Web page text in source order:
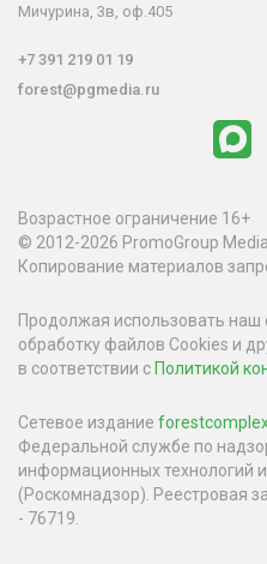
Мичурина, 3в, оф.405
+7 391 219 01 19
forest@pgmedia.ru
Возрастное ограничение 16+
© 2012-2026 PromoGroup Media
Копирование материалов
Продолжая использовать наш
обработку файлов Cookies и
в соответствии сПолитикой
Сетевое издание
Федеральной службе по
информационных технологий
(Роскомнадзор). Реестровая
- 76719.